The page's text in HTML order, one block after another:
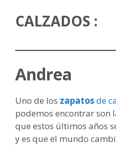
CALZADOS :
Andrea
Uno de los zapatosde
podemos encontrar son
que estos últimos años
y es que el mundo